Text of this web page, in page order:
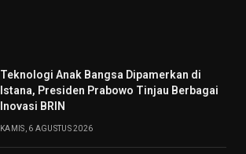
Teknologi Anak Bangsa Dipamerkan di
Istana, Presiden Prabowo Tinjau Berbagai
Inovasi BRIN
KAMIS, 6 AGUSTUS 2026